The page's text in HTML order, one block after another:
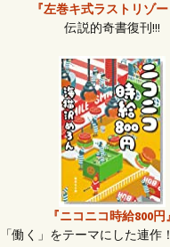
『左巻キ式ラストリゾー
伝説的奇書復刊!!!
『ニコニコ時給800円』
「働く」をテーマにした連作